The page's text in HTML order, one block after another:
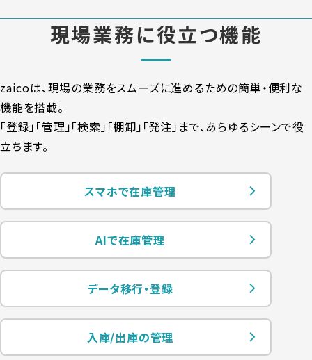
現場業務に役立つ機能
zaicoは、現場の業務をスムーズに進めるための簡単・便利な
機能を搭載。
「登録」「管理」「検索」「棚卸」「発注」まで、あらゆるシーンで役
立ちます。
スマホで在庫管理
AIで在庫管理
データ移行・登録
入庫/出庫の管理